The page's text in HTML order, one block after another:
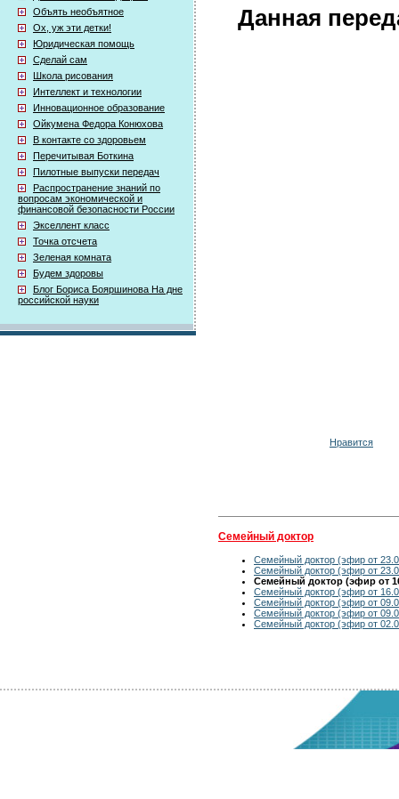
Объять необъятное
Ох, уж эти детки!
Юридическая помощь
Сделай сам
Школа рисования
Интеллект и технологии
Инновационное образование
Ойкумена Федора Конюхова
В контакте со здоровьем
Перечитывая Боткина
Пилотные выпуски передач
Распространение знаний по
вопросам экономической и
финансовой безопасности России
Экселлент класс
Точка отсчета
Зеленая комната
Будем здоровы
Блог Бориса Бояршинова На дне
российской науки
Данная
Нравится
Семейный доктор
Семейный доктор (эфир от
Семейный доктор (эфир от
Семейный доктор (эфир от
Семейный доктор (эфир от
Семейный доктор (эфир от
Семейный доктор (эфир от
Семейный доктор (эфир от